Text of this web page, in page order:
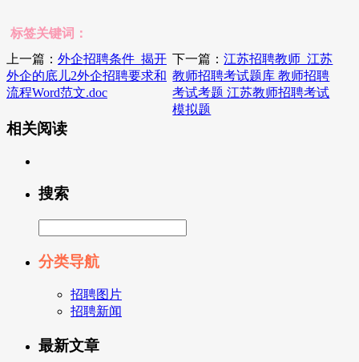
标签关键词：
上一篇： 外企招聘条件_揭开
外企的底儿2外企招聘要求和
流程Word范文.doc
下一篇：江苏招聘教师_江苏
教师招聘考试题库 教师招聘
考试考题 江苏教师招聘考试
模拟题
相关阅读
搜索
分类导航
招聘图片
招聘新闻
最新文章